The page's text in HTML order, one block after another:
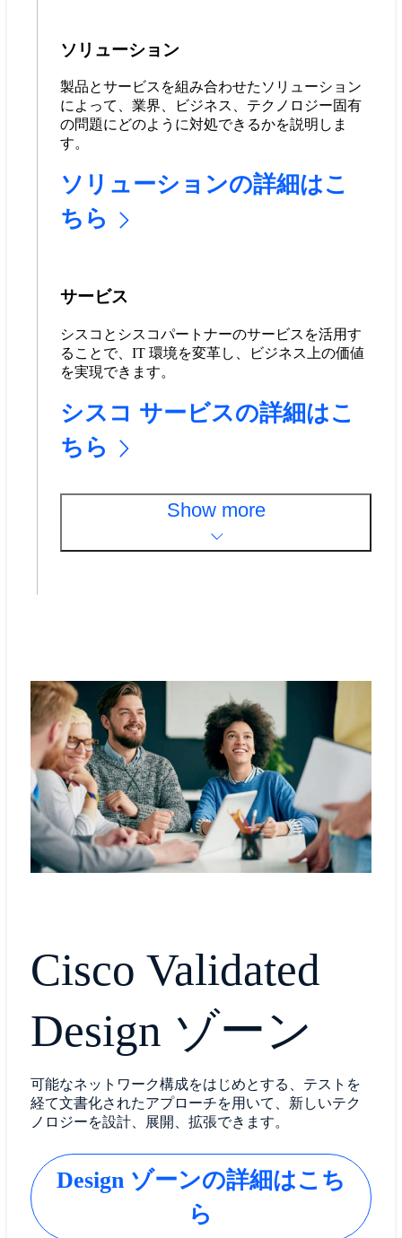
ソリューション
製品とサービスを組み合わせたソリューション
によって、業界、ビジネス、テクノロジー固有
の問題にどのように対処できるかを説明しま
す。
ソリューションの詳細はこ
ちら
サービス
シスコとシスコパートナーのサービスを活用す
ることで、IT 環境を変革し、ビジネス上の価値
を実現できます。
シスコ サービスの詳細はこ
ちら
Show more
Cisco Validated
Design ゾーン
可能なネットワーク構成をはじめとする、テストを
経て文書化されたアプローチを用いて、新しいテク
ノロジーを設計、展開、拡張できます。
Design ゾーンの詳細はこち
ら